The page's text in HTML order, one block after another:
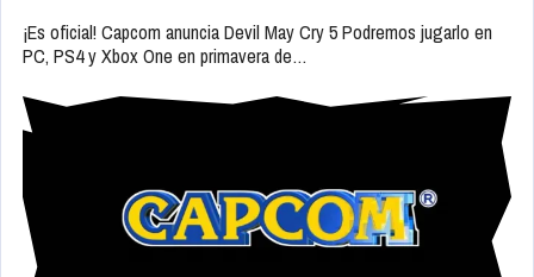
¡Es oficial! Capcom anuncia Devil May Cry 5 Podremos jugarlo en
PC, PS4 y Xbox One en primavera de…